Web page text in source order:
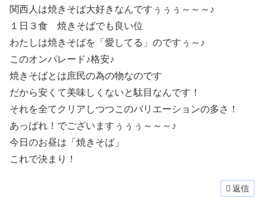
関西人は焼きそば大好きなんですぅぅぅ～～～♪
１日３食 焼きそばでも良い位
わたしは焼きそばを「愛してる」のですぅ～♪
このオンパレード♪格安♪
焼きそばとは庶民の為の物なのです
だから安くて美味しくないと駄目なんです！
それを全てクリアしつつこのバリエーションの多さ！
あっぱれ！でございますぅぅぅ～～～♪
今日のお昼は「焼きそば」
これで決まり！
返信